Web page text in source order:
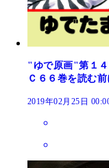
"ゆで原画"第１
Ｃ６６巻を読む
2019年02月25日